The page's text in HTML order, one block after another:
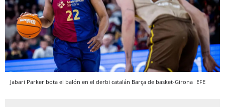
Jabari Parker bota el balón en el derbi catalán Barça de basket-Girona EFE